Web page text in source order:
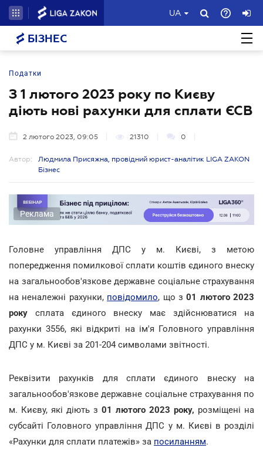
UA
БІЗНЕС
Податки
З 1 лютого 2023 року по Києву
діють нові рахунки для сплати ЄСВ
2 лютого 2023, 09:05 21310 0
Автор:
Людмила Присяжна, провідний юрист-аналітик LIGA ZAKON
Бізнес
Реклама
Головне управління ДПС у м. Києві, з метою
попередження помилкової сплати коштів єдиного внеску
на загальнообов'язкове державне соціальне страхування
на неналежні рахунки, повідомило, що з01 лютого 2023
року сплата єдиного внеску має здійснюватися на
рахунки 3556, які відкриті на ім'я Головного управління
ДПС у м. Києві за 201-204 символами звітності.
Реквізити рахунків для сплати єдиного внеску на
загальнообов'язкове державне соціальне страхування по
м. Києву, які діють з 01 лютого 2023 року, розміщені на
субсайті Головного управління ДПС у м. Києві в розділі
«Рахунки для сплати платежів» за посиланням.